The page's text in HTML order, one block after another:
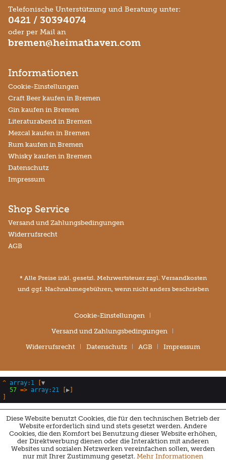
Telefonische Unterstützung und Beratung unter:
0421 / 30394074
oder per Mail an
bremen@heimathaven.com
Informationen
Cookie-Einstellungen
Craft Beer kaufen in Bremen
Gin kaufen in Bremen
Literaturabend in Bremen
Mezcal kaufen in Bremen
Rum kaufen in Bremen
Whisky kaufen in Bremen
Datenschutz
Impressum
Shop Service
Versand und Zahlungsbedingungen
Widerrufsrecht
AGB
* Alle Preise inkl. gesetzl. Mehrwertsteuer zzgl. Versandkosten
und ggf. Nachnahmegebühren, wenn nicht anders beschrieben
Cookie-Einstellungen
Versand und Zahlungsbedingungen
Widerrufsrecht Datenschutz AGB Impressum
Diese Website benutzt Cookies, die für den technischen Betrieb der
Website erforderlich sind und stets gesetzt werden. Andere
Cookies, die den Komfort bei Benutzung dieser Website erhöhen,
der Direktwerbung dienen oder die Interaktion mit anderen
Websites und sozialen Netzwerken vereinfachen sollen, werden
nur mit Ihrer Zustimmung gesetzt. Mehr Informationen
^ array:1 [▼
57 => array:21 [▶